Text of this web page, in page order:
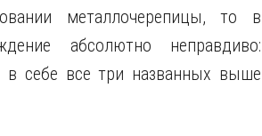
металлочерепицы, то в
абсолютно неправдиво:
в себе все три названных выше